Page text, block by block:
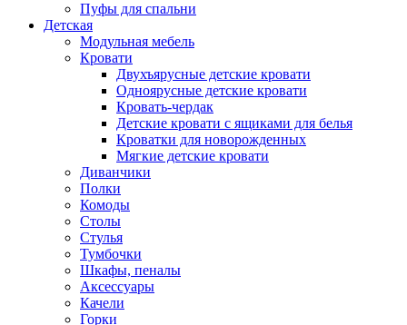
Пуфы для спальни
Детская
Модульная мебель
Кровати
Двухъярусные детские кровати
Одноярусные детские кровати
Кровать-чердак
Детские кровати с ящиками для белья
Кроватки для новорожденных
Мягкие детские кровати
Диванчики
Полки
Комоды
Столы
Стулья
Тумбочки
Шкафы, пеналы
Аксессуары
Качели
Горки